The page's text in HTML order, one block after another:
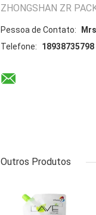
ZHONGSHAN ZR
Pessoa de Contato:
Telefone:
18938735798
Outros Produtos